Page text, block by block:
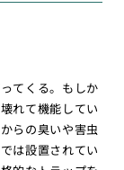
てくる。もしか
れて機能してい
らの臭いや害虫
は設置されてい